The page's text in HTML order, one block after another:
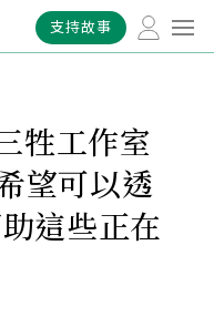
支持故事
牲工作室
望可以透
這些正在